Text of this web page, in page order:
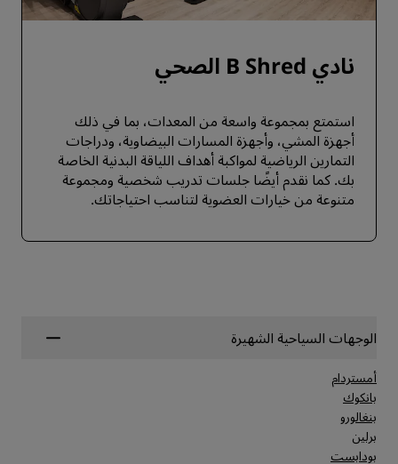
نادي B Shred الصحي
استمتع بمجموعة واسعة من المعدات، بما في ذلك
أجهزة المشي، وأجهزة المسارات البيضاوية، ودراجات
التمارين الرياضية لمواكبة أهداف اللياقة البدنية الخاصة
بك. كما نقدم أيضًا جلسات تدريب شخصية ومجموعة
متنوعة من خيارات العضوية لتناسب احتياجاتك.
الوجهات السياحية الشهيرة
أمستردام
بانكوك
بنغالورو
برلين
بودابست